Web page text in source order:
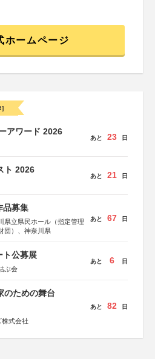
ホームページ
アワード 2026
あと 23 日
ト 2026
あと 21 日
品募集
県立県民ホール（指定管理
団）、神奈川県
あと 67 日
ト公募展
ぶ会
あと 6 日
のための舞台
式会社
あと 82 日